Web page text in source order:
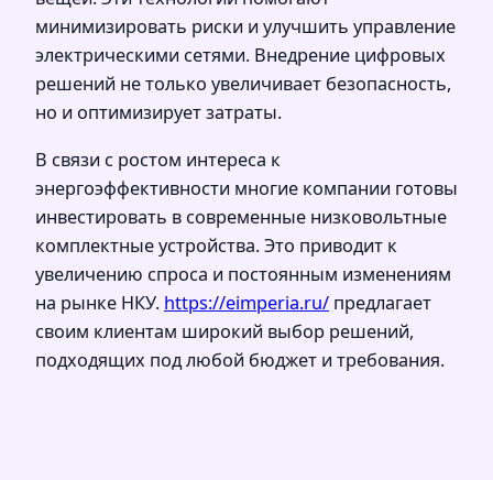
минимизировать риски и улучшить управление
электрическими сетями. Внедрение цифровых
решений не только увеличивает безопасность,
но и оптимизирует затраты.
В связи с ростом интереса к
энергоэффективности многие компании готовы
инвестировать в современные низковольтные
комплектные устройства. Это приводит к
увеличению спроса и постоянным изменениям
на рынке НКУ. https://eimperia.ru/ предлагает
своим клиентам широкий выбор решений,
подходящих под любой бюджет и требования.